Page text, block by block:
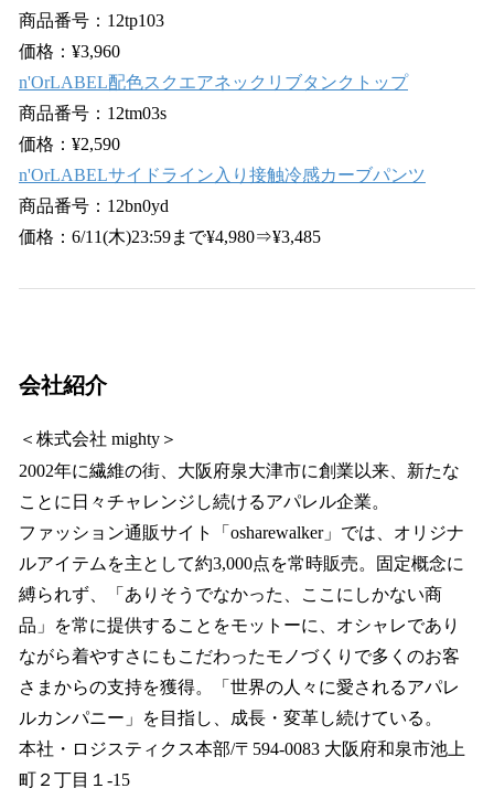
商品番号：12tp103
価格：¥3,960
n'OrLABEL配色スクエアネックリブタンクトップ
商品番号：12tm03s
価格：¥2,590
n'OrLABELサイドライン入り接触冷感カーブパンツ
商品番号：12bn0yd
価格：6/11(木)23:59まで¥4,980⇒¥3,485
会社紹介
＜株式会社 mighty＞
2002年に繊維の街、大阪府泉大津市に創業以来、新たな
ことに日々チャレンジし続けるアパレル企業。
ファッション通販サイト「osharewalker」では、オリジナ
ルアイテムを主として約3,000点を常時販売。固定概念に
縛られず、「ありそうでなかった、ここにしかない商
品」を常に提供することをモットーに、オシャレであり
ながら着やすさにもこだわったモノづくりで多くのお客
さまからの支持を獲得。「世界の人々に愛されるアパレ
ルカンパニー」を目指し、成長・変革し続けている。
本社・ロジスティクス本部/〒594-0083 大阪府和泉市池上
町２丁目１-15